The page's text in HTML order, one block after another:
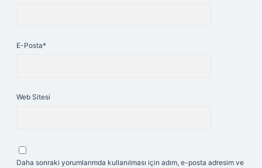
E-Posta*
Web Sitesi
Daha sonraki yorumlarımda kullanılması için adım, e-posta adresim ve